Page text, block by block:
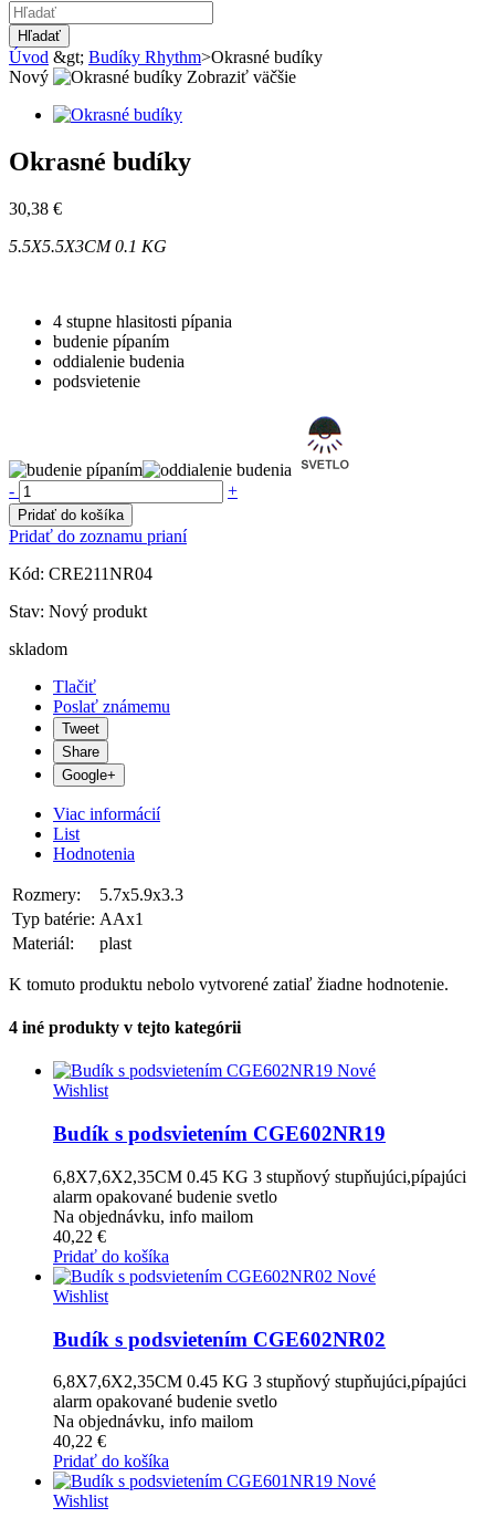
Hľadať
Úvod &gt; Budíky Rhythm>Okrasné budíky
Nový
Zobraziť väčšie
Okrasné budíky
30,38 €
5.5X5.5X3CM 0.1 KG
4 stupne hlasitosti pípania
budenie pípaním
oddialenie budenia
podsvietenie
- +
Pridať do košíka
Pridať do zoznamu prianí
Kód: CRE211NR04
Stav: Nový produkt
skladom
Tlačiť
Poslať známemu
Tweet
Share
Google+
Viac informácií
List
Hodnotenia
Rozmery:
5.7x5.9x3.3
Typ batérie: AAx1
Materiál:
plast
K tomuto produktu nebolo vytvorené zatiaľ žiadne hodnotenie.
4 iné produkty v tejto kategórii
Nové
Wishlist
Budík s podsvietením CGE602NR19
6,8X7,6X2,35CM 0.45 KG 3 stupňový stupňujúci,pípajúci
alarm opakované budenie svetlo
Na objednávku, info mailom
40,22 €
Pridať do košíka
Nové
Wishlist
Budík s podsvietením CGE602NR02
6,8X7,6X2,35CM 0.45 KG 3 stupňový stupňujúci,pípajúci
alarm opakované budenie svetlo
Na objednávku, info mailom
40,22 €
Pridať do košíka
Nové
Wishlist